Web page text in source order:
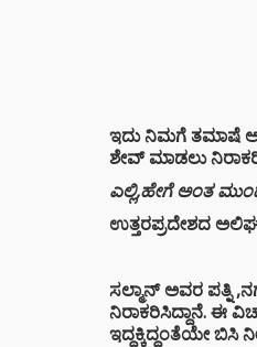
ಇದು ನಿಮಗೆ ತಮಾಷೆ
ಶೇವ್ ಮಾಡಲು
ಎಲ್ಲಿ,ಹೇಗೆ ಅಂತ
ಉತ್ತರಪ್ರದೇಶದ
ಸಲ್ಮಾನ್ ಅವರ ಪತ್ನಿ
ನಿರಾಕರಿಸಿದ್ದಾನೆ. ಈ
ಇದ್ದಕ್ಕಿದ್ದಂತೆಯೇ ಬಿಸಿ